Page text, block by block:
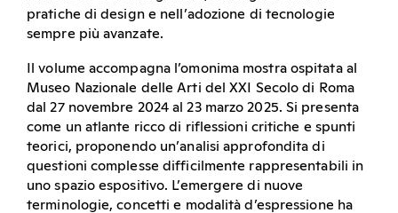
pratiche di design e nell’adozione di tecnologie
sempre più avanzate.
Il volume accompagna l’omonima mostra ospitata al
Museo Nazionale delle Arti del XXI Secolo di Roma
dal 27 novembre 2024 al 23 marzo 2025. Si presenta
come un atlante ricco di riflessioni critiche e spunti
teorici, proponendo un’analisi approfondita di
questioni complesse difficilmente rappresentabili in
uno spazio espositivo. L’emergere di nuove
terminologie, concetti e modalità d’espressione ha